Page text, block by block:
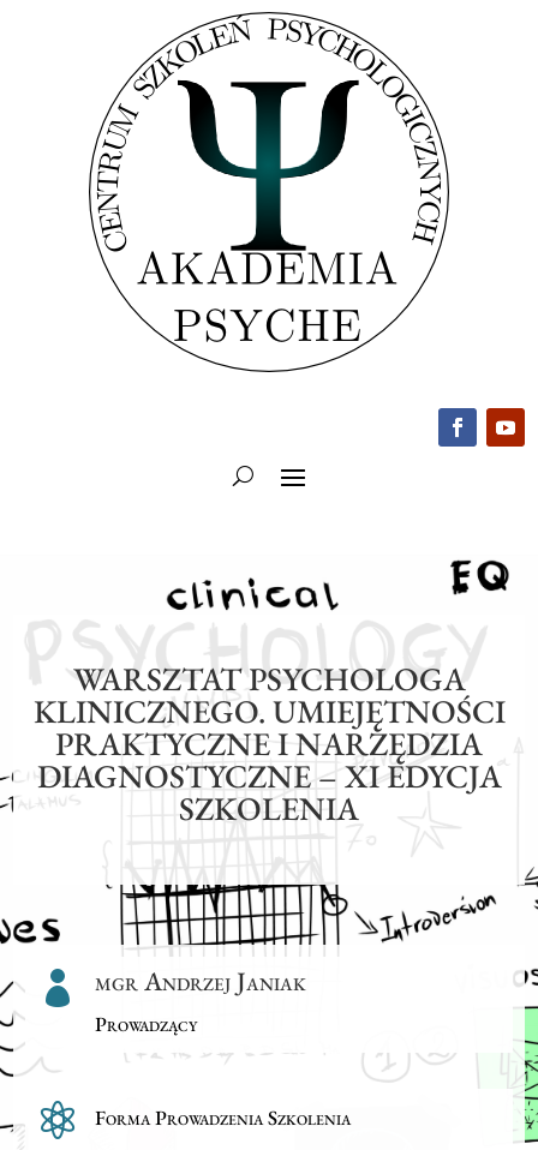
WARSZTAT PSYCHOLOGA
KLINICZNEGO. UMIEJĘTNOŚCI
PRAKTYCZNE I NARZĘDZIA
DIAGNOSTYCZNE – XI EDYCJA
SZKOLENIA
 mgr Andrzej Janiak
Prowadzący
 Forma Prowadzenia Szkolenia